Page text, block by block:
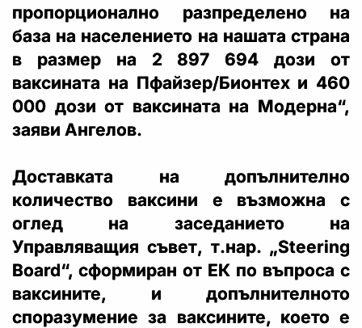
пропорционално разпределено на
база на населението на нашата страна
в размер на 2 897 694 дози от
ваксината на Пфайзер/Бионтех и 460
000 дози от ваксината на Модерна“,
заяви Ангелов.
Доставката на допълнително
количество ваксини е възможна с
оглед на заседанието на
Управляващия съвет, т.нар. „Steering
Board“, сформиран от ЕК по въпроса с
ваксините, и допълнителното
споразумение за ваксините, което е